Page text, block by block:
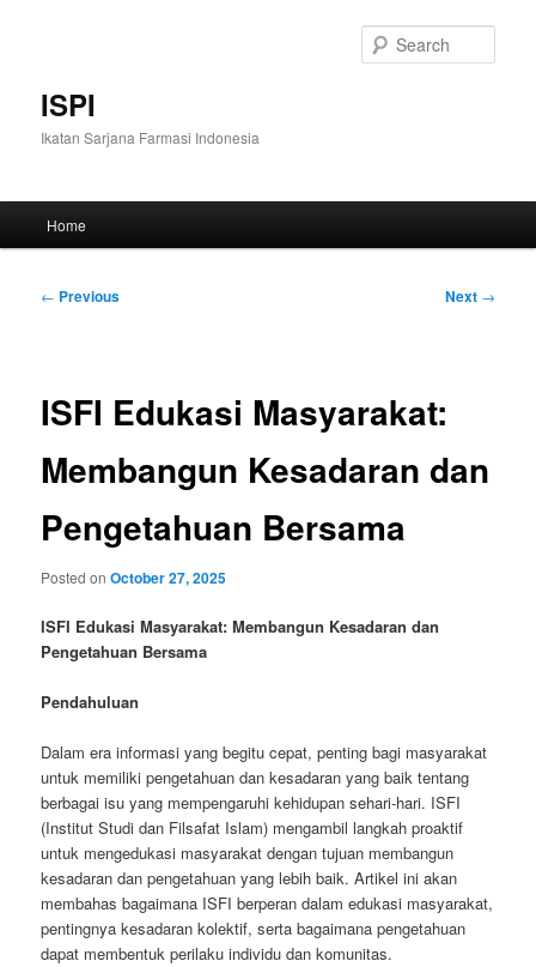
ISPI
Ikatan Sarjana Farmasi Indonesia
Home
Post
← Previous Next →
ISFI Edukasi Masyarakat:
Membangun Kesadaran dan
Pengetahuan Bersama
Posted onOctober 27, 2025
ISFI Edukasi Masyarakat: Membangun Kesadaran dan
Pengetahuan Bersama
Pendahuluan
Dalam era informasi yang begitu cepat, penting bagi masyarakat
untuk memiliki pengetahuan dan kesadaran yang baik tentang
berbagai isu yang mempengaruhi kehidupan sehari-hari. ISFI
(Institut Studi dan Filsafat Islam) mengambil langkah proaktif
untuk mengedukasi masyarakat dengan tujuan membangun
kesadaran dan pengetahuan yang lebih baik. Artikel ini akan
membahas bagaimana ISFI berperan dalam edukasi masyarakat,
pentingnya kesadaran kolektif, serta bagaimana pengetahuan
dapat membentuk perilaku individu dan komunitas.